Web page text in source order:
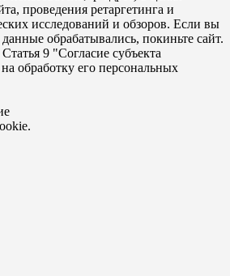
проведения ретаргетинга и
исследований и обзоров. Если вы
обрабатывались, покиньте сайт.
9 "Согласие субъекта
обработку его персональных